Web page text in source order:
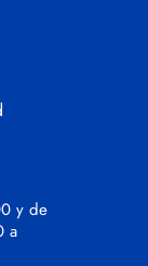
y de
a